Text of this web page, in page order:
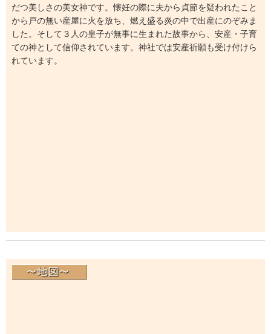
だつ美しさの美女神です。懐妊の際に夫から貞節を疑われたこと
から戸の無い産屋に火を放ち、燃え盛る炎の中で出産にのぞみま
した。そして３人の皇子が無事に生まれた故事から、安産・子育
ての神として信仰されています。神社では安産祈願も受け付けら
れています。